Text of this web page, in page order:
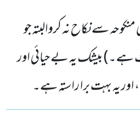
سے نکاح نہ کروالبتہ جو
ہے۔) بیشک یہ بے حیائی اور
یہ بہت برا راستہ ہے۔